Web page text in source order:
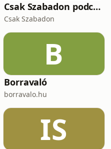
Csak Szabadon podcast
Csak Szabadon
B
Borravaló
borravalo.hu
IS